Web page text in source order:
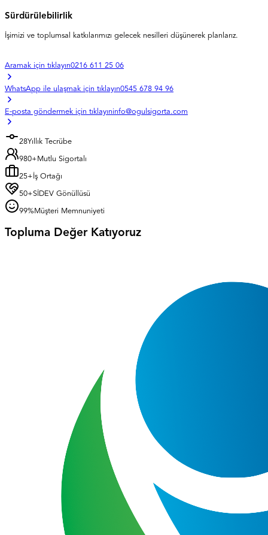
Sürdürülebilirlik
İşimizi ve toplumsal katkılarımızı gelecek nesilleri düşünerek planlarız.
Aramak için tıklayın0216 611 25 06
WhatsApp ile ulaşmak için tıklayın0545 678 94 96
E-posta göndermek için tıklayıninfo@ogulsigorta.com
28Yıllık Tecrübe
1.351 +Mutlu Sigortalı
25+ İş Ortağı
50+SİDEV Gönüllüsü
99% Müşteri Memnuniyeti
Topluma Değer Katıyoruz